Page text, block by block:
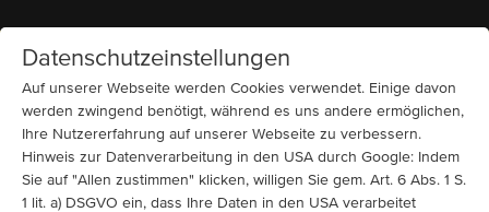
MENÜ Startseite
440 V Käfigläufer (IC 411 + IC 416) Marine On- und Offshore Pumpen
440 V Marinemotor mit ABS-
Zertifizierung
Datenschutzeinstellungen
Auf unserer Webseite werden Cookies verwendet. Einige davon
werden zwingend benötigt, während es uns andere ermöglichen,
Ihre Nutzererfahrung auf unserer Webseite zu verbessern.
Hinweis zur Datenverarbeitung in den USA durch Google: Indem
Sie auf "Allen zustimmen" klicken, willigen Sie gem. Art. 6 Abs. 1 S.
1 lit. a) DSGVO ein, dass Ihre Daten in den USA verarbeitet